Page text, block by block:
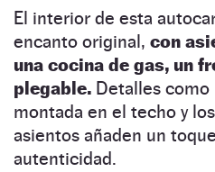
El interior de esta
encanto original, con
una cocina de gas, un
plegable. Detalles como
montada en el techo y
asientos añaden un
autenticidad.